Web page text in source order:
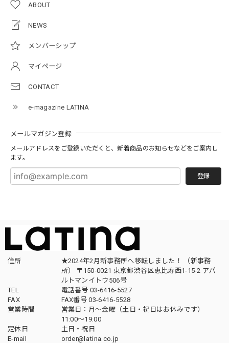
ABOUT
NEWS
メンバーシップ
マイページ
CONTACT
e-magazine LATINA
メールマガジン登録
メールアドレスをご登録いただくと、新着商品のお知らせなどをご案内し
ます。
登録
住所
★2024年2月新事務所へ移転しました！ （新事務
所） 〒150-0021 東京都渋谷区恵比寿西1-15-2 アパ
ルトマンイトウ506号
TEL
電話番号 03-6416-5527
FAX
FAX番号 03-6416-5528
営業時間
営業日：月〜金曜（土日・祝日はお休みです）
11:00〜19:00
定休日
土日・祝日
E-mail
order@latina.co.jp